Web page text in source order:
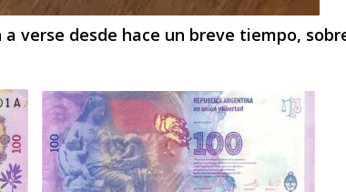
verse desde hace un breve tiempo,